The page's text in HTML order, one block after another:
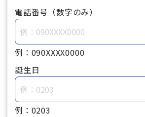
電話番号（数字のみ）
例：090XXXX0000
誕生日
例：0203